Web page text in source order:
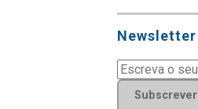
Newsletter
Subscrever